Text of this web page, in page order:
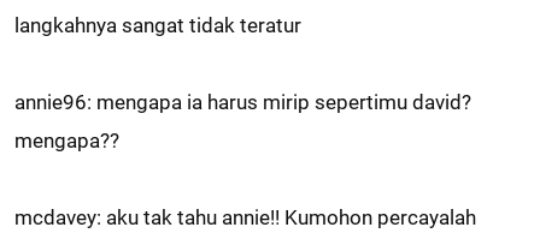
langkahnya sangat tidak teratur
annie96: mengapa ia harus mirip sepertimu david?
mengapa??
mcdavey: aku tak tahu annie!! Kumohon percayalah